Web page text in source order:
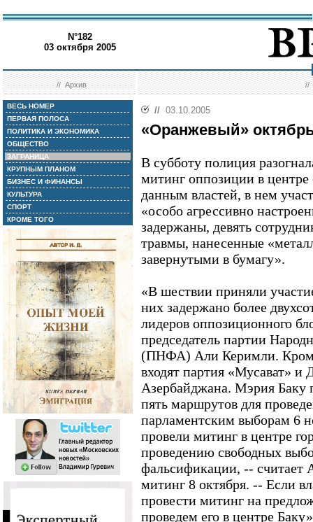
N°182
03 октября 2005
//Архив //
ВЕСЬ НОМЕР
ПЕРВАЯ ПОЛОСА
ПОЛИТИКА И ЭКОНОМИКА
ОБЩЕСТВО
ЗАГРАНИЦА
КРУПНЫМ ПЛАНОМ
БИЗНЕС И ФИНАНСЫ
КУЛЬТУРА
СПОРТ
КРОМЕ ТОГО
// 03.10.2005
«Оранжевый»
В субботу полиция
митинг оппозиции в
данным властей, в нем
«особо агрессивно
задержаны, девять
травмы, нанесенные
завернутыми в бумагу».
«В шествии приняли
них задержано более
лидеров оппозиционного
председатель партии
(ПНФА) Али Керимли.
входят партия «Мусават» и
Азербайджана. Мэрия Баку
пять маршрутов для
парламентским выборам 6
провели митинг в центре
проведению свободных
фальсификации, --
митинг 8 октября. -- Если
провести митинг на
проведем его в центре